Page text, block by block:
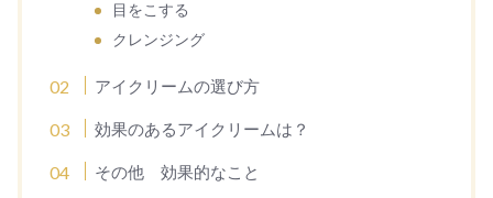
目をこする
クレンジング
アイクリームの選び方
効果のあるアイクリームは？
その他 効果的なこと